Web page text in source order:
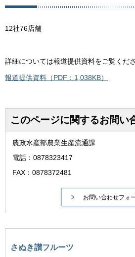
12社76店舗
詳細については報道提供資料をご覧くださ
報道提供資料（PDF：1,038KB）
このページに関するお問い
農政水産部農業生産流通課
電話：0878323417
FAX：0878372481
さぬき讃フルーツ